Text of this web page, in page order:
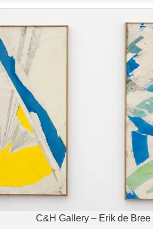
C&H Gallery – Erik de Bree